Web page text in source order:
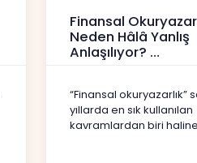
Finansal
Neden Hâlâ Yanlış
Anlaşılıyor?
“Finansal okuryazarlık”
yıllarda en sık kullanılan
kavramlardan biri